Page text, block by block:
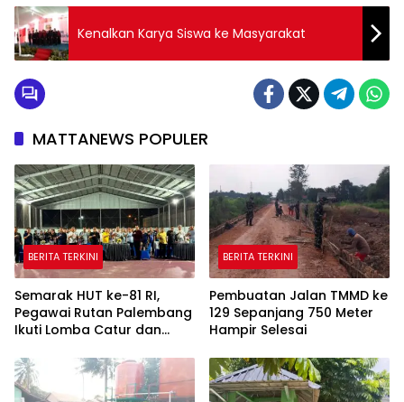
Kenalkan Karya Siswa ke Masyarakat
MATTANEWS POPULER
BERITA TERKINI
Semarak HUT ke-81 RI,
Pegawai Rutan Palembang
Ikuti Lomba Catur dan
BERITA TERKINI
Pembuatan Jalan TMMD ke
129 Sepanjang 750 Meter
Hampir Selesai